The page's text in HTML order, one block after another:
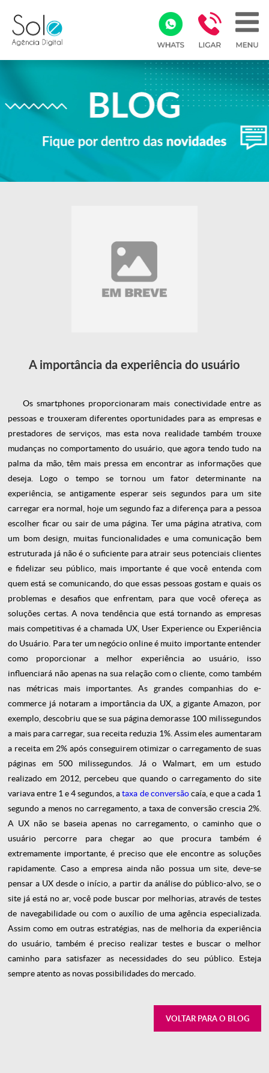
A importância da experiência do usuário
Os smartphones proporcionaram mais conectividade entre as
pessoas e trouxeram diferentes oportunidades para as empresas e
prestadores de serviços, mas esta nova realidade também trouxe
mudanças no comportamento do usuário, que agora tendo tudo na
palma da mão, têm mais pressa em encontrar as informações que
deseja. Logo o tempo se tornou um fator determinante na
experiência, se antigamente esperar seis segundos para um site
carregar era normal, hoje um segundo faz a diferença para a pessoa
escolher ficar ou sair de uma página. Ter uma página atrativa, com
um bom design, muitas funcionalidades e uma comunicação bem
estruturada já não é o suficiente para atrair seus potenciais clientes
e fidelizar seu público, mais importante é que você entenda com
quem está se comunicando, do que essas pessoas gostam e quais os
problemas e desafios que enfrentam, para que você ofereça as
soluções certas. A nova tendência que está tornando as empresas
mais competitivas é a chamada UX, User Experienceou Experiência
do Usuário. Para ter um negócio online é muito importante entender
como proporcionar a melhor experiência ao usuário, isso
influenciará não apenas na sua relação com o cliente, como também
nas métricas mais importantes. As grandes companhias do e-
commerce já notaram a importância da UX, a gigante Amazon, por
exemplo, descobriu que se sua página demorasse 100 milissegundos
a mais para carregar, sua receita reduzia 1%. Assim eles aumentaram
a receita em 2% após conseguirem otimizar o carregamento de suas
páginas em 500 milissegundos. Já o Walmart, em um estudo
realizado em 2012, percebeu que quando o carregamento do site
variava entre 1 e 4 segundos, ataxa de conversãocaía, e que a cada 1
segundo a menos no carregamento, a taxa de conversão crescia 2%.
A UX não se baseia apenas no carregamento, o caminho que o
usuário percorre para chegar ao que procura também é
extremamente importante, é preciso que ele encontre as soluções
rapidamente. Caso a empresa ainda não possua um site, deve-se
pensar a UX desde o início, a partir da análise do público-alvo, se o
site já está no ar, você pode buscar por melhorias, através de testes
de navegabilidade ou com o auxílio de uma agência especializada.
Assim como em outras estratégias, nas de melhoria da experiência
do usuário, também é preciso realizar testes e buscar o melhor
caminho para satisfazer as necessidades do seu público. Esteja
sempre atento as novas possibilidades do mercado.
VOLTAR PARA O BLOG